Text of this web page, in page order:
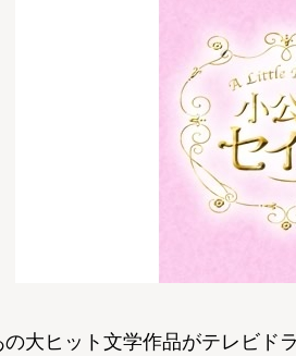
大ヒット文学作品がテレビド